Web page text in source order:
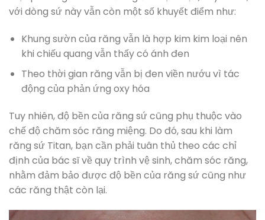
với dòng sứ này vẫn còn một số khuyết điểm như:
Khung sườn của răng vẫn là hợp kim kim loại nên
khi chiếu quang vẫn thấy có ánh đen
Theo thời gian răng vẫn bị đen viền nướu vì tác
động của phản ứng oxy hóa
Tuy nhiên, độ bền của răng sứ cũng phụ thuộc vào
chế độ chăm sóc răng miệng. Do đó, sau khi làm
răng sứ Titan, bạn cần phải tuân thủ theo các chỉ
định của bác sĩ về quy trình vệ sinh, chăm sóc răng,
nhằm đảm bảo được độ bền của răng sứ cũng như
các răng thật còn lại.